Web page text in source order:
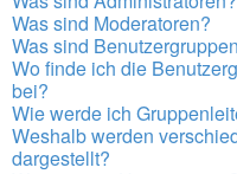
Was sind Moderatoren?
Was sind
Wo finde ich die
bei?
Wie werde ich
Weshalb werden
dargestellt?